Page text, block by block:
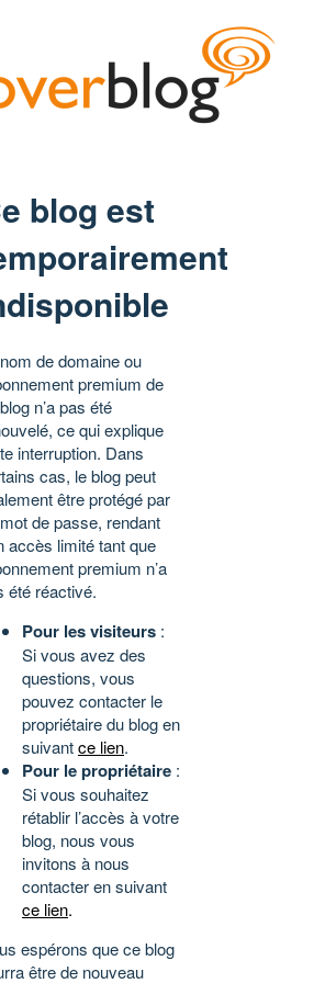
blog est
de domaine ou
premium de
n’a pas été
ce qui explique
interruption. Dans
cas, le blog peut
être protégé par
de passe, rendant
accès limité tant que
premium n’a
été réactivé.
Pour les visiteurs :
Si vous avez des
questions, vous
pouvez contacter le
propriétaire du blog en
suivantce lien.
Pour le propriétaire :
Si vous souhaitez
rétablir l’accès à votre
blog, nous vous
invitons à nous
contacter en suivant
ce lien.
espérons que ce blog
être de nouveau